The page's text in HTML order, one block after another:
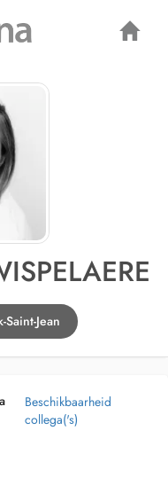
Jean
Beschikbaarheid
collega('s)